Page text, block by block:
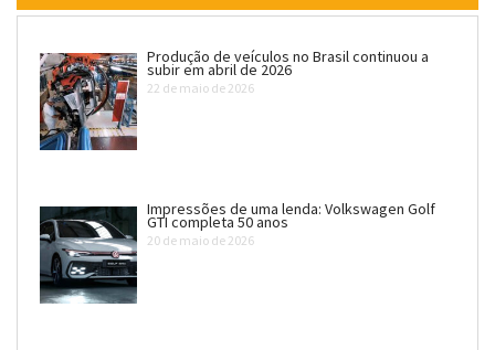
Produção de veículos no Brasil continuou a
subir em abril de 2026
22 de maio de 2026
Impressões de uma lenda: Volkswagen Golf
GTI completa 50 anos
20 de maio de 2026